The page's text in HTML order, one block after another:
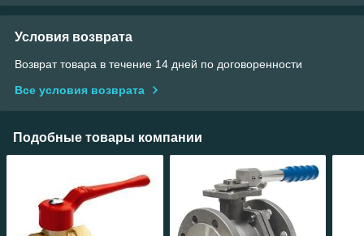
Условия возврата
Возврат товара в течение 14 дней по договоренности
Все условия возврата
Подобные товары компании